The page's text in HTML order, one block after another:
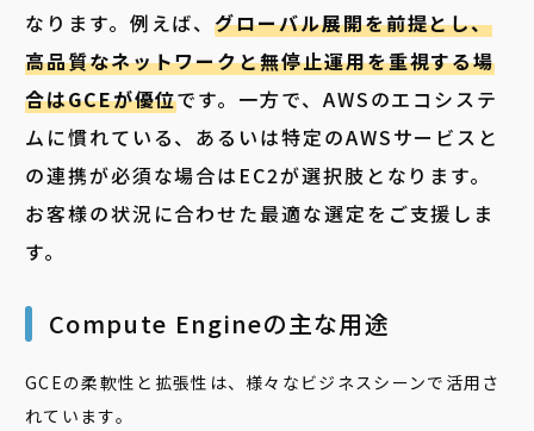
なります。例えば、グローバル展開を前提とし、
高品質なネットワークと無停止運用を重視する場
合はGCEが優位です。一方で、AWSのエコシステ
ムに慣れている、あるいは特定のAWSサービスと
の連携が必須な場合はEC2が選択肢となります。
お客様の状況に合わせた最適な選定をご支援しま
す。
Compute Engineの主な用途
GCEの柔軟性と拡張性は、様々なビジネスシーンで活用さ
れています。